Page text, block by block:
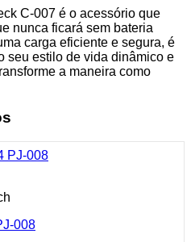
C-007 é o acessório que
nunca ficará sem bateria
carga eficiente e segura, é
seu estilo de vida dinâmico e
a maneira como
008